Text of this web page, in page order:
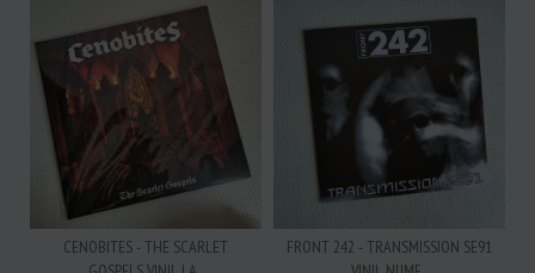
CENOBITES - THE SCARLET
FRONT 242 - TRANSMISSION SE91